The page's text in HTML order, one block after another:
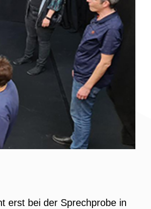
erst bei der Sprechprobe in